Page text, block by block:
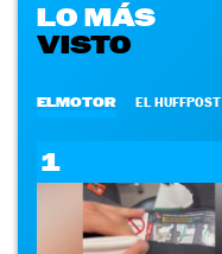
LO MÁS
VISTO
ELMOTOR EL HUFFPOST
1